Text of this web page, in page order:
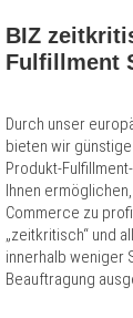
BIZ
Fulfillment
Durch unser
bieten wir
Produkt-
Ihnen
Commerce zu
„zeitkritisch“ und
innerhalb weniger
Beauftragung